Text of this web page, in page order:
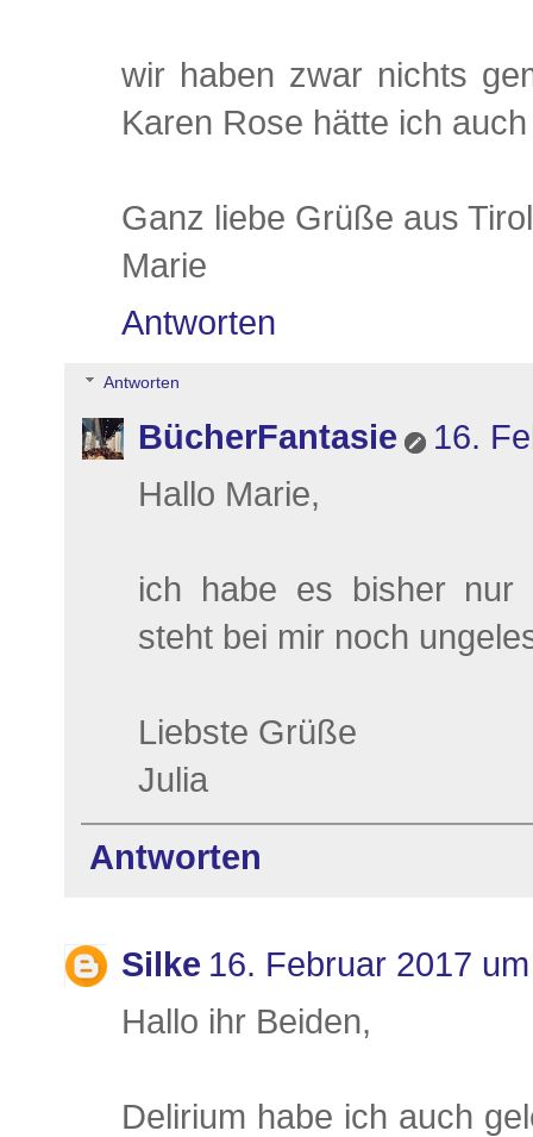
wir haben zwar nichts
Karen Rose hätte ich
Ganz liebe Grüße aus Tirol
Marie
Antworten
Antworten
BücherFantasie
16.
Hallo Marie,
ich habe es bisher nur
steht bei mir noch
Liebste Grüße
Julia
Antworten
Silke 16. Februar 2017
Hallo ihr Beiden,
Delirium habe ich auch